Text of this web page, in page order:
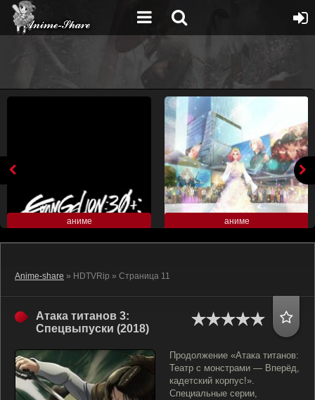
аниме аниме
Anime-share » HDTVRip » Страница 11
Атака титанов 3:
Спецвыпуски (2018)
Продолжение «Атака титанов:
Театр с монстрами — Вперёд,
кадетский корпус!».
Специальные серии,